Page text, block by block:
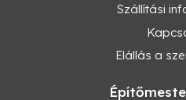
Szállítási
Elállás a